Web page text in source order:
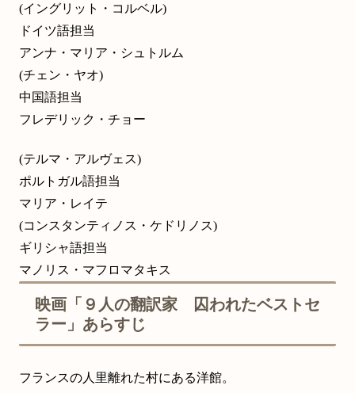
(イングリット・コルベル)
ドイツ語担当
アンナ・マリア・シュトルム
(チェン・ヤオ)
中国語担当
フレデリック・チョー
(テルマ・アルヴェス)
ポルトガル語担当
マリア・レイテ
(コンスタンティノス・ケドリノス)
ギリシャ語担当
マノリス・マフロマタキス
映画「９人の翻訳家 囚われたベストセ
ラー」あらすじ
フランスの人里離れた村にある洋館。